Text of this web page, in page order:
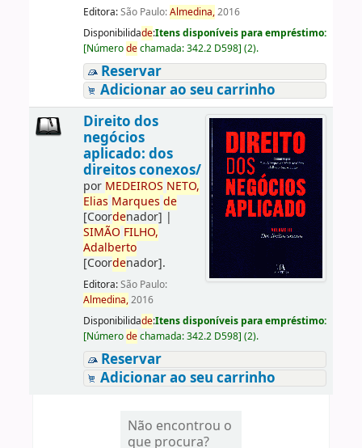
Editora:São Paulo:Almedina,2016
Disponibilidade:Itens disponíveis para empréstimo:
[Númerodechamada:342.2 D598] (2).
Reservar
Adicionar ao seu carrinho
Direito dos
negócios
aplicado: dos
direitos conexos/
por MEDEIROS NETO,
Elias Marques de
[Coordenador] |
SIMÃO FILHO,
Adalberto
[Coordenador].
Editora:São Paulo:
Almedina,2016
Disponibilidade:Itens disponíveis para empréstimo:
[Númerodechamada:342.2 D598] (2).
Reservar
Adicionar ao seu carrinho
Não encontrou o
que procura?